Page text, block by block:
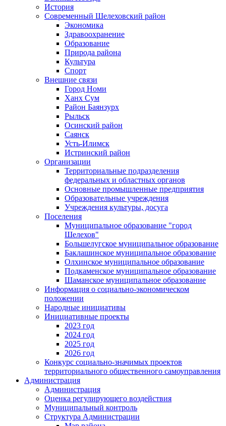
История
Современный Шелеховский район
Экономика
Здравоохранение
Образование
Природа района
Культура
Спорт
Внешние связи
Город Номи
Ханх Сум
Район Баянзурх
Рыльск
Осинский район
Саянск
Усть-Илимск
Истринский район
Организации
Территориальные подразделения
федеральных и областных органов
Основные промышленные предприятия
Образовательные учреждения
Учреждения культуры, досуга
Поселения
Муниципальное образование "город
Шелехов"
Большелугское муниципальное образование
Баклашинское муниципальное образование
Олхинское муниципальное образование
Подкаменское муниципальное образование
Шаманское муниципальное образование
Информация о социально-экономическом
положении
Народные инициативы
Инициативные проекты
2023 год
2024 год
2025 год
2026 год
Конкурс социально-значимых проектов
территориального общественного самоуправления
Администрация
Администрация
Оценка регулирующего воздействия
Муниципальный контроль
Структура Администрации